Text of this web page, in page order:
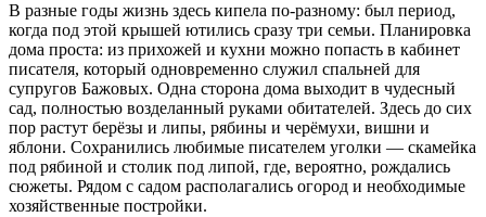
В разные годы жизнь здесь кипела по-разному: был период,
когда под этой крышей ютились сразу три семьи. Планировка
дома проста: из прихожей и кухни можно попасть в кабинет
писателя, который одновременно служил спальней для
супругов Бажовых. Одна сторона дома выходит в чудесный
сад, полностью возделанный руками обитателей. Здесь до сих
пор растут берёзы и липы, рябины и черёмухи, вишни и
яблони. Сохранились любимые писателем уголки — скамейка
под рябиной и столик под липой, где, вероятно, рождались
сюжеты. Рядом с садом располагались огород и необходимые
хозяйственные постройки.